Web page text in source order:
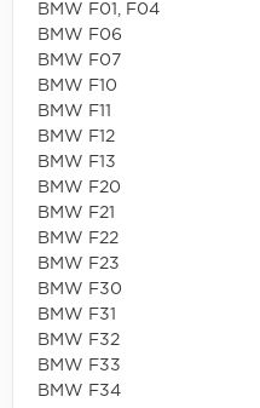
BMW F01, F04
BMW F06
BMW F07
BMW F10
BMW F11
BMW F12
BMW F13
BMW F20
BMW F21
BMW F22
BMW F23
BMW F30
BMW F31
BMW F32
BMW F33
BMW F34